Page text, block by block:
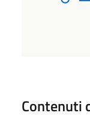
Contenuti